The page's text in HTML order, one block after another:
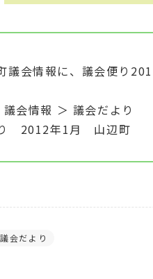
議会情報に、議会便り
会情報 ＞ 議会だより
2012年1月 山辺町
議会だより